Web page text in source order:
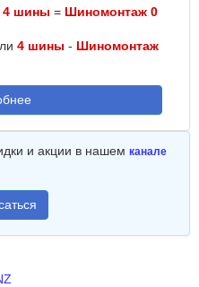
4 шины = Шиномонтаж 0
4 шины - Шиномонтаж
и акции в нашем канале